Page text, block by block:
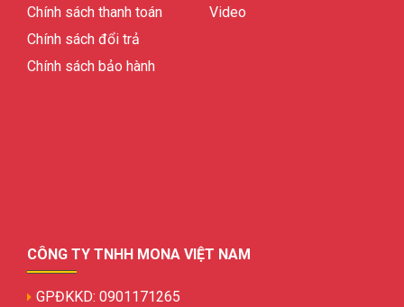
Chính sách thanh toán
Chính sách đổi trả
Chính sách bảo hành
Video
CÔNG TY TNHH MONA VIỆT NAM
GPĐKKD: 0901171265